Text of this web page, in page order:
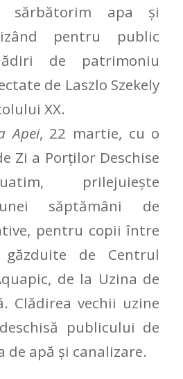
sărbătorim apa și
pentru public
de patrimoniu
de Laszlo Szekely
XX.
Apei, 22 martie, cu o
Zi a Porților Deschise
prilejuieşte
săptămâni de
pentru copii între
de Centrul
de la Uzina de
Clădirea vechii uzine
publicului de
de apă și canalizare.